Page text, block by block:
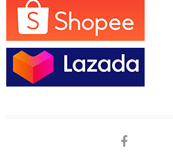
facebook